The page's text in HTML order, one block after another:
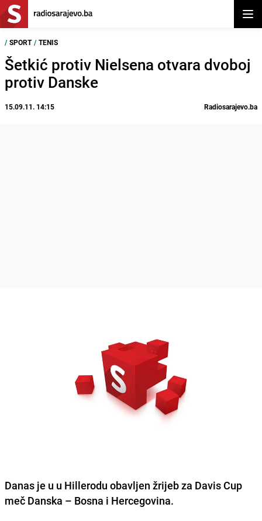
/ SPORT / TENIS
Šetkić protiv Nielsena otvara dvoboj
protiv Danske
15.09.11. 14:15 Radiosarajevo.ba
Danas je u u Hillerodu obavljen žrijeb za Davis Cup
meč Danska – Bosna i Hercegovina.